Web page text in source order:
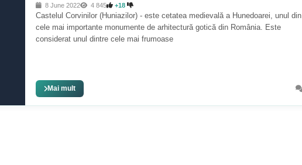
8 June 2022 4 845 +18
Castelul Corvinilor (Huniazilor) - este cetatea medievală a Hunedoarei, unul din
cele mai importante monumente de arhitectură gotică din România. Este
considerat unul dintre cele mai frumoase
Mai mult